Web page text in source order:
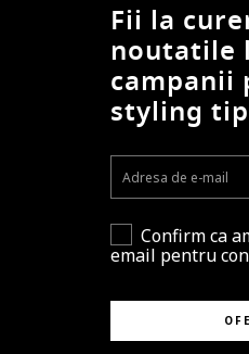
Beverly Hills Polo
Bianco Lucci
Big Dart
Bjorn
Blauer
Body Action
BODYACTION
BodyTalk
Brooks
Fii la
noutatile
campanii
styling
Confirm ca
email pentru